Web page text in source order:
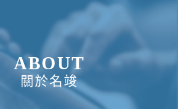
ABOUT
關於名竣